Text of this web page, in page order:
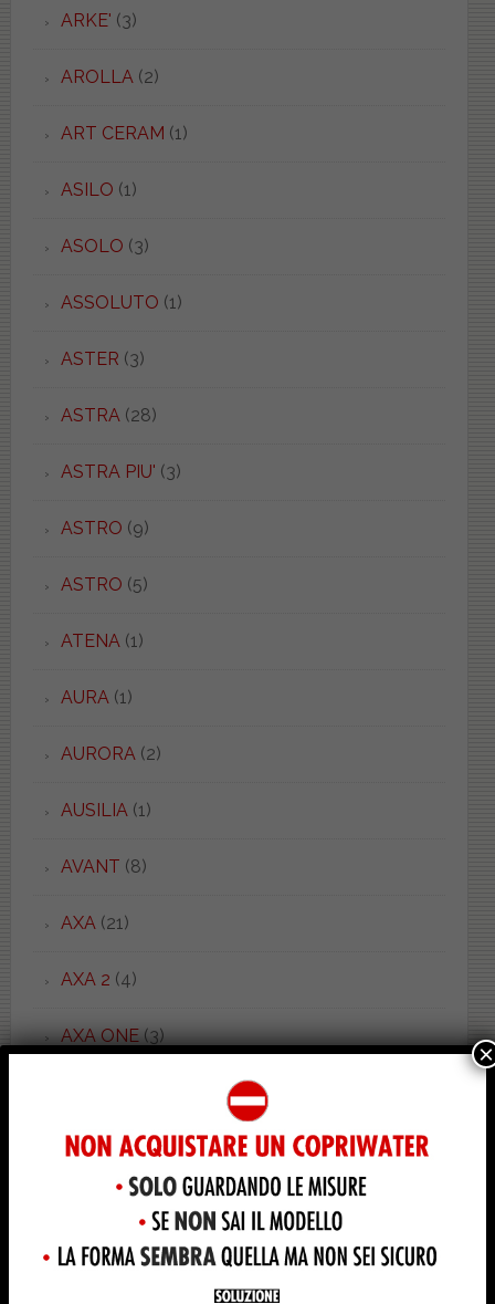
ARKE' (3)
AROLLA(2)
ART CERAM (1)
ASILO (1)
ASOLO (3)
ASSOLUTO (1)
ASTER (3)
ASTRA(28)
ASTRA PIU' (3)
ASTRO (9)
ASTRO (5)
ATENA(1)
AURA(1)
AURORA(2)
AUSILIA(1)
AVANT (8)
AXA(21)
AXA 2 (4)
AXA ONE(3)
BABY SOSPESO(1)
BAHIA 2(1)
×